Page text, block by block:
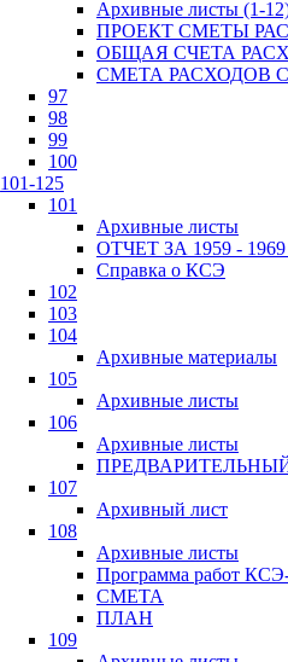
Архивные листы (1-
ПРОЕКТ СМЕТЫ
ОБЩАЯ СЧЕТА
СМЕТА РАСХОДОВ
97
98
99
100
101-125
101
Архивные листы
ОТЧЕТ ЗА 1959 - 1969
Справка о КСЭ
102
103
104
Архивные материалы
105
Архивные листы
106
Архивные листы
107
Архивный лист
108
Архивные листы
Программа работ
СМЕTA
ПЛАН
109